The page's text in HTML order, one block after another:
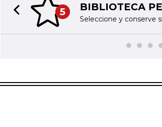
5 BIBLIOTECA
Seleccione y conserve
Previous slide